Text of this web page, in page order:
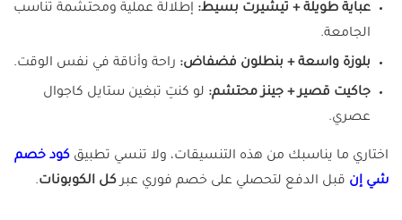
عباية طويلة + تيشيرت بسيط: إطلالة عملية ومحتشمة تناسب
الجامعة.
بلوزة واسعة + بنطلون فضفاض: راحة وأناقة في نفس الوقت.
جاكيت قصير + جينز محتشم: لو كنتِ تبغين ستايل كاجوال
عصري.
اختاري ما يناسبك من هذه التنسيقات، ولا تنسي تطبيق كود خصم
شي إن قبل الدفع لتحصلي على خصم فوري عبركل الكوبونات.